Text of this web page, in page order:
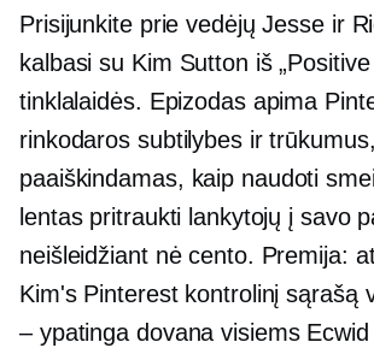
Prisijunkite prie vedėjų Jesse ir
kalbasi su Kim Sutton iš
tinklalaidės. Epizodas apima
rinkodaros subtilybes ir trūkumus,
paaiškindamas, kaip naudoti
lentas pritraukti lankytojų į savo
neišleidžiant nė cento. Premija:
Kim's Pinterest kontrolinį sąrašą
– ypatinga dovana visiems